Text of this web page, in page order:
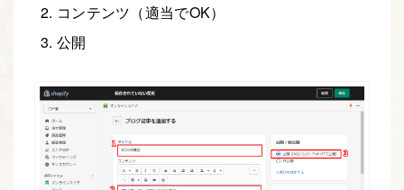
コンテンツ（適当でOK）
公開